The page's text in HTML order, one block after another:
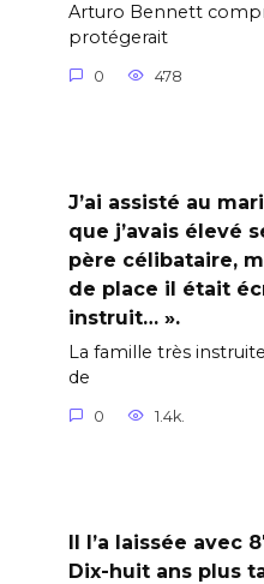
Arturo Bennett
protégerait
0 478
J’ai assisté au
que j’avais élevé
père célibataire,
de place il était
instruit… ».
La famille très
de
0 1.4k.
Il l’a laissée avec
Dix-huit ans plus